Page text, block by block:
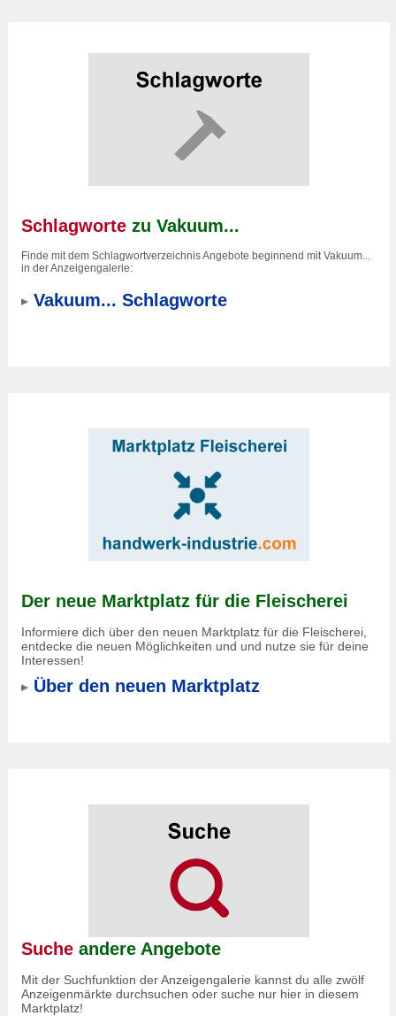
Schlagworte zu Vakuum...
Finde mit dem Schlagwortverzeichnis Angebote beginnend mit Vakuum...
in der Anzeigengalerie:
Vakuum... Schlagworte
Der neue Marktplatz für die Fleischerei
Informiere dich über den neuen Marktplatz für die Fleischerei,
entdecke die neuen Möglichkeiten und und nutze sie für deine
Interessen!
Über den neuen Marktplatz
Suche andere Angebote
Mit der Suchfunktion der Anzeigengalerie kannst du alle zwölf
Anzeigenmärkte durchsuchen oder suche nur hier in diesem
Marktplatz!